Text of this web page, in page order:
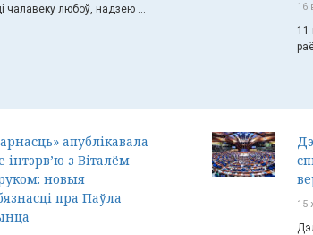
чалавеку любоў, надзею ...
16
11
апублікавала
інтэрв’ю з Віталём
новыя
пра Паўла
15